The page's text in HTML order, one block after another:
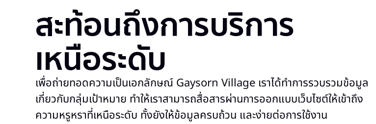
สะท้อนถึงการบริการ
เหนือระดับ
เพื่อถ่ายทอดความเป็นเอกลักษณ์ Gaysorn Village เราได้ทำการรวบรวมข้อมูล
เกี่ยวกับกลุ่มเป้าหมาย ทำให้เราสามารถสื่อสารผ่านการออกแบบเว็บไซต์ให้เข้าถึง
ความหรูหราที่เหนือระดับ ทั้งยังให้ข้อมูลครบถ้วน และง่ายต่อการใช้งาน